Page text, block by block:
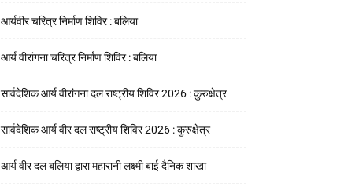
आर्यवीर चरित्र निर्माण शिविर : बलिया
आर्य वीरांगना चरित्र निर्माण शिविर : बलिया
सार्वदेशिक आर्य वीरांगना दल राष्ट्रीय शिविर 2026 : कुरुक्षेत्र
सार्वदेशिक आर्य वीर दल राष्ट्रीय शिविर 2026 : कुरुक्षेत्र
आर्य वीर दल बलिया द्वारा महारानी लक्ष्मी बाई दैनिक शाखा